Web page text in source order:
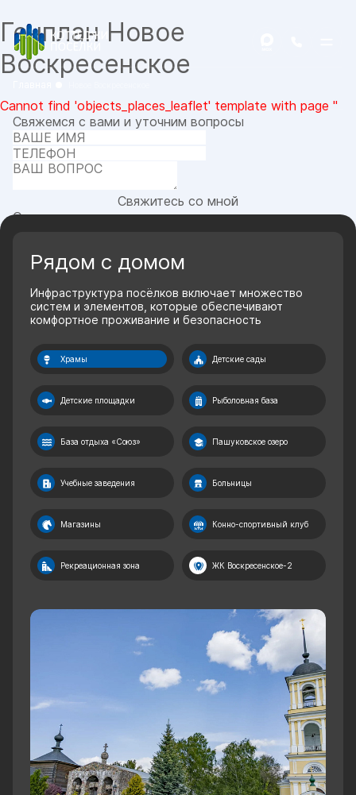
Генплан Новое
Воскресенское
Cannot find 'objects_places_leaflet' template with page ''
Свяжемся с вами и уточним вопросы
Cвяжитесь со мной
Оставляя заявку, вы соглашаетесь сусловиями
Рядом с домом
Инфраструктура посёлков включает множество
систем и элементов, которые обеспечивают
комфортное проживание и безопасность
Храмы Детские сады
Детские площадки Рыболовная база
База отдыха «Союз» Пашуковское озеро
Учебные заведения Больницы
Магазины Конно-спортивный клуб
Рекреационная зона ЖК Воскресенское-2